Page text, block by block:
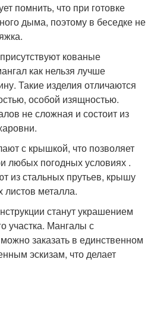
помнить, что при готовке
дыма, поэтому в беседке не
кованые
как нельзя лучше
Такие изделия отличаются
особой изящностью.
не сложная и состоит из
с крышкой, что позволяет
любых погодных условиях .
из стальных прутьев, крышу
листов металла.
станут украшением
участка. Мангалы с
заказать в единственном
эскизам, что делает